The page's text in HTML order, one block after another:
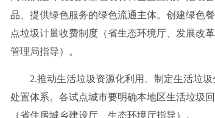
品、提供绿色服务的绿色流通主体。创建绿色
点垃圾计量收费制度（省生态环境厅、发展改
管理局指导）。
2.推动生活垃圾资源化利用。制定生活垃圾
处置体系。各试点城市要明确本地区生活垃圾
（省住房城乡建设厅、生态环境厅指导）。